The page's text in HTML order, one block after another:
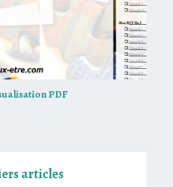
PDF
articles